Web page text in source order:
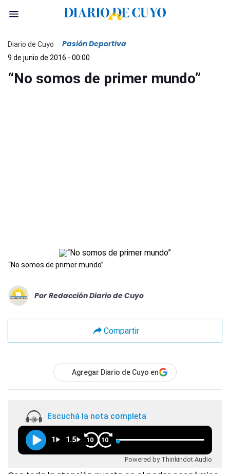
Diario de Cuyo Pasión Deportiva
9 de junio de 2016 - 00:00
“No somos de primer mundo”
“No somos de primer mundo”
Por Redacción Diario de Cuyo
Compartir
Agregar Diario de Cuyo en
Escuchá la nota completa
1 1.5 10 10
Powered by Thinkindot Audio